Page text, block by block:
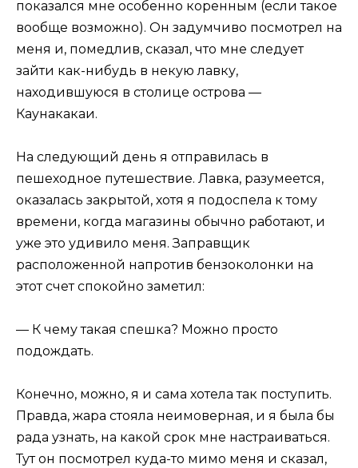
показался мне особенно коренным (если такое
вообще возможно). Он задумчиво посмотрел на
меня и, помедлив, сказал, что мне следует
зайти как-нибудь в некую лавку,
находившуюся в столице острова —
Каунакакаи.
На следующий день я отправилась в
пешеходное путешествие. Лавка, разумеется,
оказалась закрытой, хотя я подоспела к тому
времени, когда магазины обычно работают, и
уже это удивило меня. Заправщик
расположенной напротив бензоколонки на
этот счет спокойно заметил:
— К чему такая спешка? Можно просто
подождать.
Конечно, можно, я и сама хотела так поступить.
Правда, жара стояла неимоверная, и я была бы
рада узнать, на какой срок мне настраиваться.
Тут он посмотрел куда-то мимо меня и сказал,